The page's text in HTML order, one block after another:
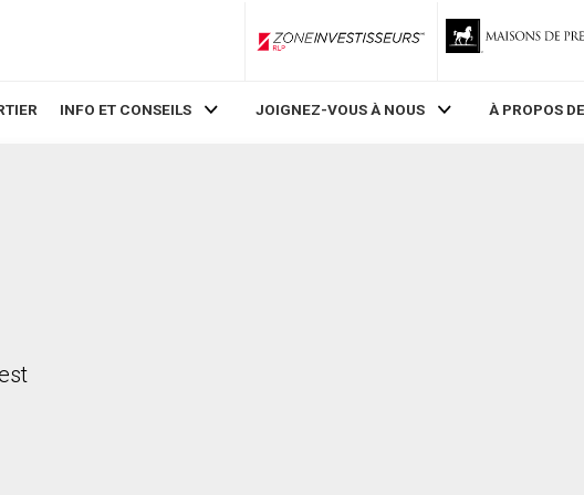
ZoneInvestisseurs RLP
INFO ET CONSEILS JOIGNEZ-VOUS À NOUS À PROPOS